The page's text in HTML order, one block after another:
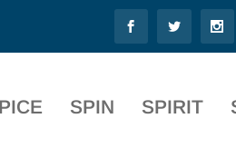
SPIN SPIRIT